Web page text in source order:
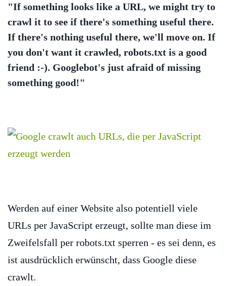
"If something looks like a URL, we might try to
crawl it to see if there's something useful there.
If there's nothing useful there, we'll move on. If
you don't want it crawled, robots.txt is a good
friend :-). Googlebot's just afraid of missing
something good!"
Werden auf einer Website also potentiell viele
URLs per JavaScript erzeugt, sollte man diese im
Zweifelsfall per robots.txt sperren - es sei denn, es
ist ausdrücklich erwünscht, dass Google diese
crawlt.